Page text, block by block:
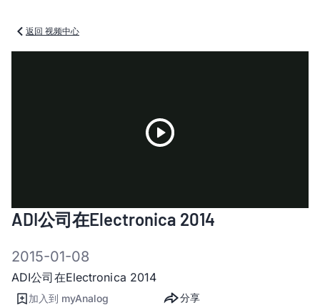
返回 视频中心
Video
ADI公司在Electronica 2014
2015-01-08
ADI公司在Electronica 2014
加入到 myAnalog 分享